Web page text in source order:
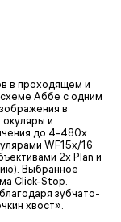
в проходящем и
Аббе с одним
в
и
до 4–480x.
WF15х/16
2x Plan и
Выбранное
Click-Stop.
зубчато-
хвост».